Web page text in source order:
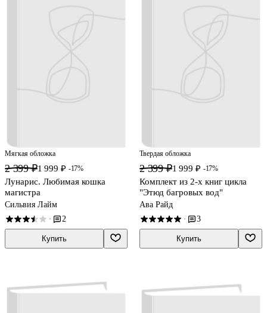
Мягкая обложка
2 399 ₽1 999 ₽ -17%
Лунарис. Любимая кошка
магистра
Сильвия Лайм
· 2
Купить
Твердая обложка
2 399 ₽1 999 ₽ -17%
Комплект из 2-х книг цикла
"Этюд багровых вод"
Ава Райд
· 3
Купить